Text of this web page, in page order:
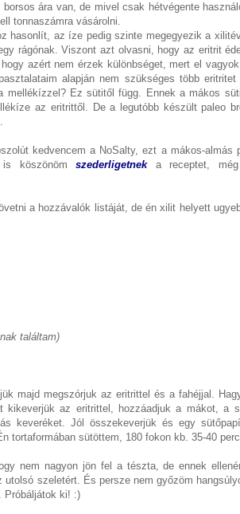
ára van, de mivel csak hétvégente
tonnaszámra vásárolni.
hasonlít, az íze pedig szinte megegyezik a
rágónak. Viszont azt olvasni, hogy az eritrit
azért nem érzek különbséget, mert el
alapján nem szükséges több
mellékízzel? Ez sütitől függ. Ennek a mákos
az eritrittől. De a legutóbb készült paleo
kedvencem a NoSalty, ezt a mákos-almás
is köszönömszederligetneka receptet, még
a hozzávalók listáját, de én xilit helyett
találtam)
majd megszórjuk az eritrittel és a fahéjjal.
kikeverjük az eritrittel, hozzáadjuk a mákot, a
keveréket. Jól összekeverjük és egy
tortaformában sütöttem, 180 fokon kb. 35-40
nem nagyon jön fel a tészta, de ennek
szeletért. És persze nem győzöm
Próbáljátok ki! :)